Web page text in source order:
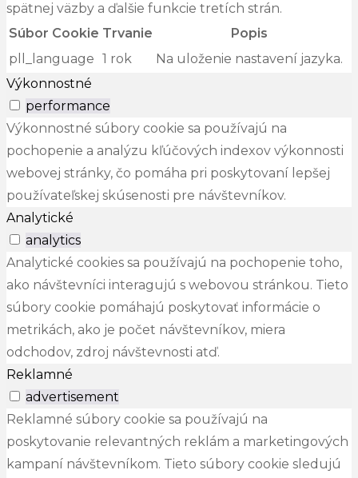
spätnej väzby a ďalšie funkcie tretích strán.
Súbor Cookie Trvanie
Popis
pll_language 1 rok
Na uloženie nastavení jazyka.
Výkonnostné
performance
Výkonnostné súbory cookie sa používajú na
pochopenie a analýzu kľúčových indexov výkonnosti
webovej stránky, čo pomáha pri poskytovaní lepšej
používateľskej skúsenosti pre návštevníkov.
Analytické
analytics
Analytické cookies sa používajú na pochopenie toho,
ako návštevníci interagujú s webovou stránkou. Tieto
súbory cookie pomáhajú poskytovať informácie o
metrikách, ako je počet návštevníkov, miera
odchodov, zdroj návštevnosti atď.
Reklamné
advertisement
Reklamné súbory cookie sa používajú na
poskytovanie relevantných reklám a marketingových
kampaní návštevníkom. Tieto súbory cookie sledujú